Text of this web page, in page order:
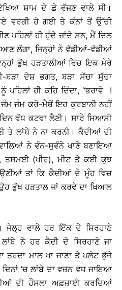
ਸ਼ਾਮ ਦੇ ਛੇ ਵੱਜਣ ਵਾਲੇ ਸੀ।
ਵਰਗੀ ਹੋ ਗਈ ਤੇ ਕੰਨਾਂ ਤੋਂ ਉੱਚੀ
ਪਹਿਲਾਂ ਹੀ ਹੁੰਦੇ ਜਾਂਦੇ ਸਨ, ਮੈਂ ਦਿਲ
ਲੱਗਾ, ਜਿਨ੍ਹਾਂ ਨੇ ਵੱਡੀਆਂ-ਵੱਡੀਆਂ
ਭੁੱਖ ਹੜਤਾਲੀਆਂ ਵਿਚ ਇਕ ਮੇਰੇ
ਬੜਾ ਦੇਸ਼ ਭਗਤ, ਬੜਾ ਸੱਚਾ ਸੁੱਚਾ
ਹੀ ਕਹਿ ਦਿੰਦਾ, ‘‘ਭਰਾਵੋ !
ਜੰਮ ਜੰਮ ਕਰੋ-ਮੈਥੋਂ ਇਹ ਕੁਰਬਾਨੀ ਨਹੀਂ
ਵੱਧ ਕਟਵਾ ਲੈਣੀ। ਸਾਰੇ ਸਿਆਸੀ
ਤੇ ਲਾਂਬੇ ਨੇ ਨਾ ਕਰਨੀ। ਕੈਦੀਆਂ ਦੀ
ਨੇ ਵੰਨ-ਸੁਵੰਨੇ ਖਾਣੇ ਬਣਾਇਆ
ਤਸਮਈ (ਖੀਰ), ਮੀਟ ਤੇ ਕਈ ਕੁਝ
ਤਾਂ ਕਿ ਕੈਦੀਆਂ ਦੇ ਮੂੰਹ ਵਿਚ
ਭੁੱਖ ਹੜਤਾਲ ਜਾਂ ਕਰਵੇ ਦਾ ਖਿਆਲ
ਜੇਲ੍ਹ ਵਾਲੇ ਹਰ ਇੱਕ ਦੇ ਸਿਰਹਾਣੇ
ਨੇ ਹਰ ਕੈਦੀ ਦੇ ਸਿਰਹਾਣੇ ਜਾ
ਤਰਦਾ ਮਾਲ ਖਾ ਜਾਣਾ ਤੇ ਪਲੇਟ ਭੁੱਜੇ
’ਚ ਲਾਂਬੇ ਦਾ ਵਜ਼ਨ ਵਧ ਜਾਇਆ
ਦੀ ਹੌਸਲਾ ਅਫ਼ਜ਼ਾਈ ਕਰਦਿਆਂ